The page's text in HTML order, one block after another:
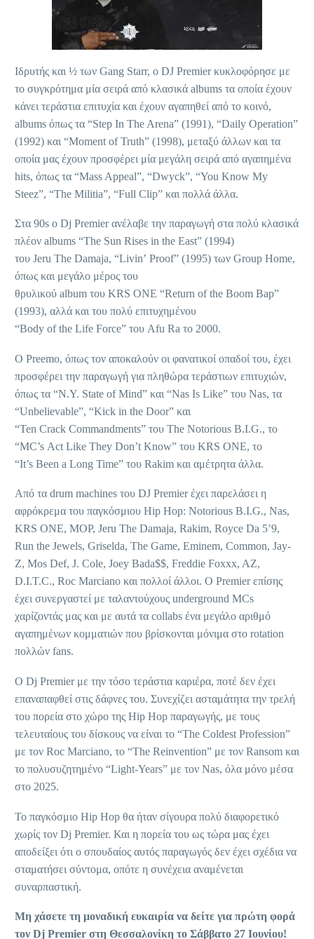
Ιδρυτής και ½ των Gang Starr, o DJ Premier κυκλοφόρησε με
το συγκρότημα μία σειρά από κλασικά albums τα οποία έχουν
κάνει τεράστια επιτυχία και έχουν αγαπηθεί από το κοινό,
albums όπως τα “Step In The Arena” (1991), “Daily Operation”
(1992) και “Moment of Truth” (1998), μεταξύ άλλων και τα
οποία μας έχουν προσφέρει μία μεγάλη σειρά από αγαπημένα
hits, όπως τα “Mass Appeal”, “Dwyck”, “You Know My
Steez”, “The Militia”, “Full Clip” και πολλά άλλα.
Στα 90s o Dj Premier ανέλαβε την παραγωγή στα πολύ κλασικά
πλέον albums “The Sun Rises in the East” (1994)
του Jeru The Damaja, “Livin’ Proof” (1995) των Group Home,
όπως και μεγάλο μέρος του
θρυλικού album του KRS ONE “Return of the Boom Bap”
(1993), αλλά και του πολύ επιτυχημένου
“Body of the Life Force” του Afu Ra το 2000.
O Preemo, όπως τον αποκαλούν οι φανατικοί οπαδοί του, έχει
προσφέρει την παραγωγή για πληθώρα τεράστιων επιτυχιών,
όπως τα “N.Y. State of Mind” και “Nas Is Like” του Nas, τα
“Unbelievable”, “Kick in the Door” και
“Ten Crack Commandments” του The Notorious B.I.G., το
“MC’s Act Like They Don’t Know” του KRS ONE, το
“It’s Been a Long Time” του Rakim και αμέτρητα άλλα.
Από τα drum machines του DJ Premier έχει παρελάσει η
αφρόκρεμα του παγκόσμιου Hip Hop: Notorious B.I.G., Nas,
KRS ONE, MOP, Jeru The Damaja, Rakim, Royce Da 5’9,
Run the Jewels, Griselda, The Game, Eminem, Common, Jay-
Z, Mos Def, J. Cole, Joey Bada$$, Freddie Foxxx, AZ,
D.I.T.C., Roc Marciano και πολλοί άλλοι. Ο Premier επίσης
έχει συνεργαστεί με ταλαντούχους underground MCs
χαρίζοντάς μας και με αυτά τα collabs ένα μεγάλο αριθμό
αγαπημένων κομματιών που βρίσκονται μόνιμα στο rotation
πολλών fans.
O Dj Premier με την τόσο τεράστια καριέρα, ποτέ δεν έχει
επαναπαφθεί στις δάφνες του. Συνεχίζει ασταμάτητα την τρελή
του πορεία στο χώρο της Hip Hop παραγωγής, με τους
τελευταίους του δίσκους να είναι το “The Coldest Profession”
με τον Roc Marciano, το “The Reinvention” με τον Ransom και
το πολυσυζητημένο “Light-Years” με τον Nas, όλα μόνο μέσα
στο 2025.
To παγκόσμιο Hip Hop θα ήταν σίγουρα πολύ διαφορετικό
χωρίς τον Dj Premier. Και η πορεία του ως τώρα μας έχει
αποδείξει ότι ο σπουδαίος αυτός παραγωγός δεν έχει σχέδια να
σταματήσει σύντομα, οπότε η συνέχεια αναμένεται
συναρπαστική.
Μη χάσετε τη μοναδική ευκαιρία να δείτε για πρώτη φορά
τον Dj Premier στη Θεσσαλονίκη το Σάββατο 27 Ιουνίου!